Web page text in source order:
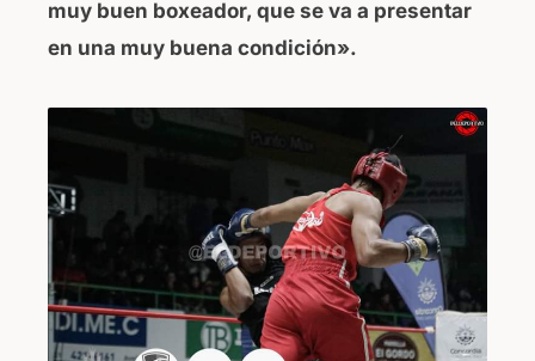
muy buen boxeador, que se va a presentar
en una muy buena condición».